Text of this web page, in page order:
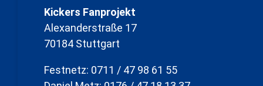
Kickers Fanprojekt
Alexanderstraße 17
70184 Stuttgart
Festnetz: 0711 / 47 98 61 55